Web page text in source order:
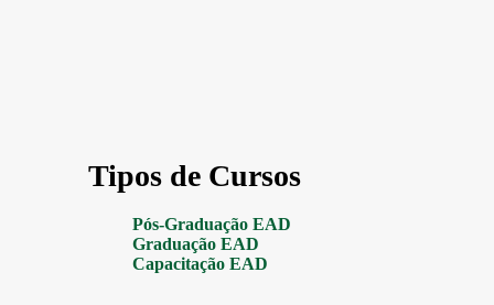
Tipos de Cursos
Pós-Graduação EAD
Graduação EAD
Capacitação EAD